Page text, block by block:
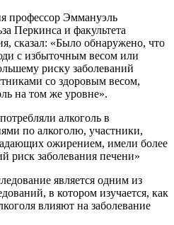
профессор Эммануэль
Перкинса и факультета
сказал: «Было обнаружено, что
с избыточным весом или
риску заболеваний
со здоровым весом,
на том же уровне».
алкоголь в
по алкоголю, участники,
ожирением, имели более
риск заболевания печени»
является одним из
в котором изучается, как
влияют на заболевание